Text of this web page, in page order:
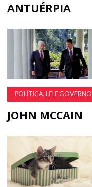
ANTUÉRPIA
POLÍTICA, LEI E GOVERNO
JOHN MCCAIN